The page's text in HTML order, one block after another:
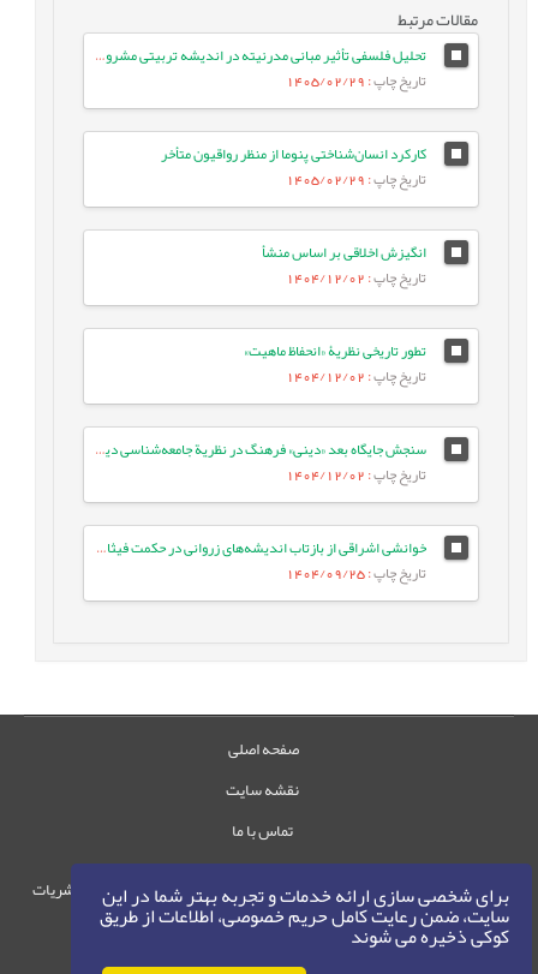
برای شخصی سازی ارائه خدمات و تجربه بهتر شما در این
سایت، ضمن رعایت کامل حریم خصوصی، اطلاعات از طریق
کوکی ذخیره می شوند
مقالات مرتبط
تحلیل فلسفی تأثیر مبانی مدرنیته در اندیشه تربیتی مشروطه‌خواهان ایران
تاریخ چاپ: 1405/02/29
کارکرد انسان‌شناختی پنوما از منظر رواقیون متأخر
تاریخ چاپ: 1405/02/29
انگیزش اخلاقی بر اساس منشأ
تاریخ چاپ: 1404/12/02
تطور تاریخی نظریۀ «انحفاظ ماهیت»
تاریخ چاپ: 1404/12/02
سنجش جایگاه بعد «دینی» فرهنگ در نظریة جامعه‌شناسی دین ماکس وبر
تاریخ چاپ: 1404/12/02
خوانشی اشراقی از بازتاب اندیشه‌های زروانی در حکمت فیثاغوری (مطالعه موردی: موقعیت کیهان‌شناسی فرکیدس)
تاریخ چاپ: 1404/09/25
صفحه اصلی
نقشه سایت
تماس با ما
حقوق این وب‌سایت متعلق به سامانه مدیریت نشریات
رایمگ است.